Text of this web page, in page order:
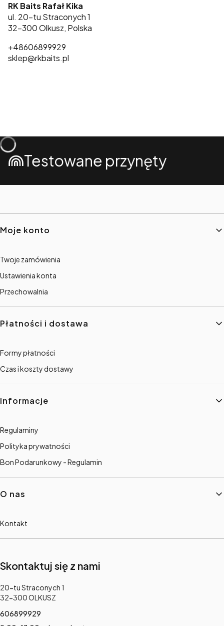
RK Baits Rafał Kika
ul. 20-tu Straconych 1
32-300 Olkusz, Polska
+48606899929
sklep@rkbaits.pl
Testowane przynęty
Linki w stopce
Moje konto
Twoje zamówienia
Ustawienia konta
Przechowalnia
Płatności i dostawa
Formy płatności
Czas i koszty dostawy
Informacje
Regulaminy
Polityka prywatności
Bon Podarunkowy - Regulamin
O nas
Kontakt
Skontaktuj się z nami
Adres:
20-tu Straconych 1
32-300 OLKUSZ
606899929